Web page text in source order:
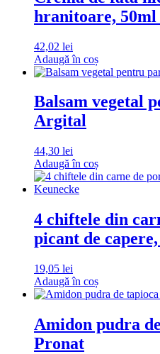
hranitoare,
42,02 lei
Adaugă în coș
Balsam vegetal
Argital
44,30 lei
Adaugă în coș
4 chiftele din
picant de
19,05 lei
Adaugă în coș
Amidon pudra
Pronat